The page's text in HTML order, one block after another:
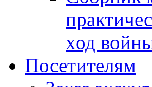
ход
Посетителям